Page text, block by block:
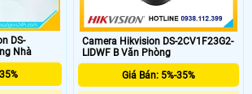
DS-
Nhà
Camera Hikvision DS-2CV1F23G2-
LIDWF B Văn Phòng
Giá Bán: 5%-35%